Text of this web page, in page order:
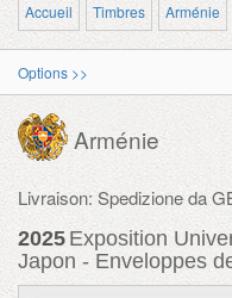
Accueil Timbres Arménie
Options >>
Arménie
Livraison: Spedizione da
2025 Exposition
Japon - Enveloppes